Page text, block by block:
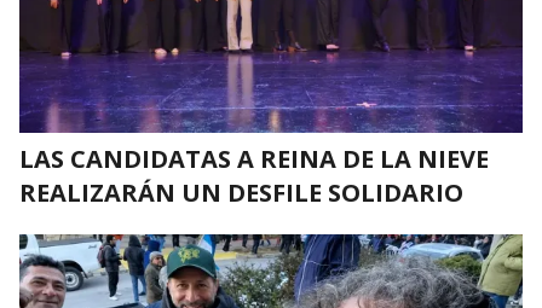
LAS CANDIDATAS A REINA DE LA NIEVE
REALIZARÁN UN DESFILE SOLIDARIO